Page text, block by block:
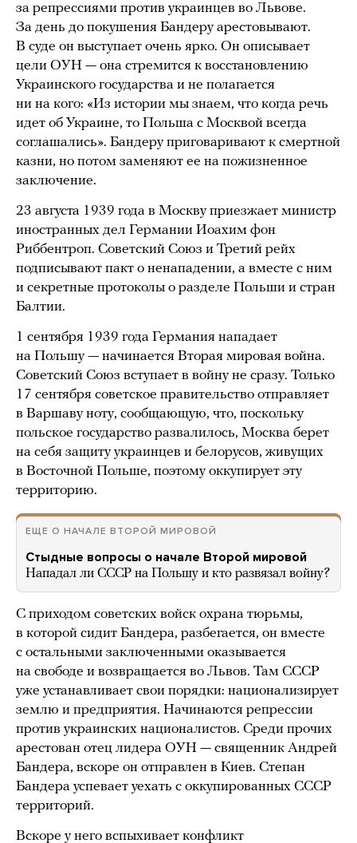
за репрессиями против украинцев во Львове.
За день до покушения Бандеру арестовывают.
В суде он выступает очень ярко. Он описывает
цели ОУН — она стремится к восстановлению
Украинского государства и не полагается
ни на кого: «Из истории мы знаем, что когда речь
идет об Украине, то Польша с Москвой всегда
соглашались». Бандеру приговаривают к смертной
казни, но потом заменяют ее на пожизненное
заключение.
23 августа 1939 года в Москву приезжает министр
иностранных дел Германии Иоахим фон
Риббентроп. Советский Союз и Третий рейх
подписывают пакт о ненападении, а вместе с ним
и секретные протоколы о разделе Польши и стран
Балтии.
1 сентября 1939 года Германия нападает
на Польшу — начинается Вторая мировая война.
Советский Союз вступает в войну не сразу. Только
17 сентября советское правительство отправляет
в Варшаву ноту, сообщающую, что, поскольку
польское государство развалилось, Москва берет
на себя защиту украинцев и белорусов, живущих
в Восточной Польше, поэтому оккупирует эту
территорию.
ЕЩЕ О НАЧАЛЕ ВТОРОЙ МИРОВОЙ
Стыдные вопросы о начале Второй мировой
Нападал ли СССР на Польшу и кто развязал войну?
С приходом советских войск охрана тюрьмы,
в которой сидит Бандера, разбегается, он вместе
с остальными заключенными оказывается
на свободе и возвращается во Львов. Там СССР
уже устанавливает свои порядки: национализирует
землю и предприятия. Начинаются репрессии
против украинских националистов. Среди прочих
арестован отец лидера ОУН — священник Андрей
Бандера, вскоре он отправлен в Киев. Степан
Бандера успевает уехать с оккупированных СССР
территорий.
Вскоре у него вспыхивает конфликт